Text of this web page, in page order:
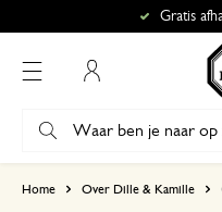
Gratis
Home Over Dille & Kamille